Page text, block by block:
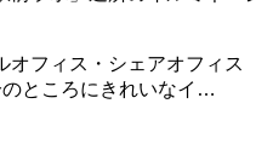
オフィス・シェアオフィス
のところにきれいなイ…